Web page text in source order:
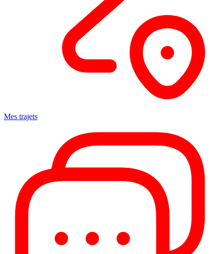
Mes trajets